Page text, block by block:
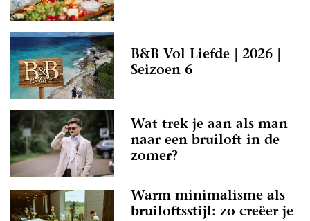
B&B Vol Liefde | 2026 |
Seizoen 6
Wat trek je aan als man
naar een bruiloft in de
zomer?
Warm minimalisme als
bruiloftsstijl: zo creëer je